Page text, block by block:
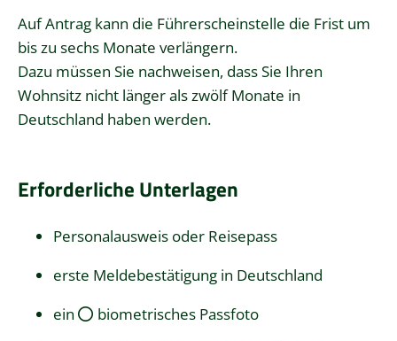
Auf Antrag kann die Führerscheinstelle die Frist um
bis zu sechs Monate verlängern.
Dazu müssen Sie nachweisen, dass Sie Ihren
Wohnsitz nicht länger als zwölf Monate in
Deutschland haben werden.
Erforderliche Unterlagen
Personalausweis oder Reisepass
erste Meldebestätigung in Deutschland
ein
biometrisches Passfoto